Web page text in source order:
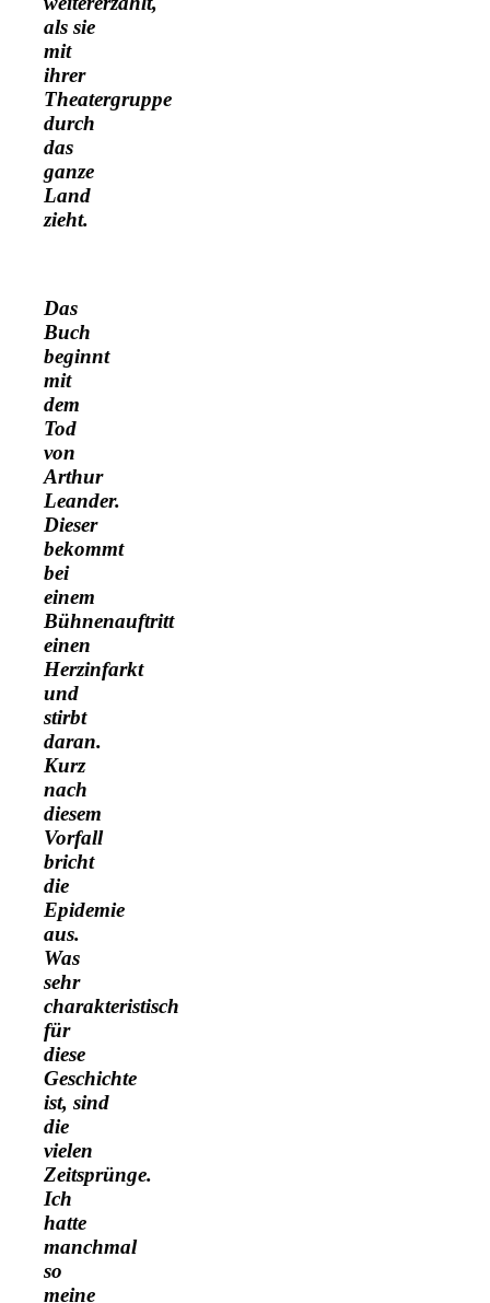
als sie
mit
ihrer
Theatergruppe
durch
das
ganze
Land
zieht.
Das
Buch
beginnt
mit
dem
Tod
von
Arthur
Leander.
Dieser
bekommt
bei
einem
Bühnenauftritt
einen
Herzinfarkt
und
stirbt
daran.
Kurz
nach
diesem
Vorfall
bricht
die
Epidemie
aus.
Was
sehr
charakteristisch
für
diese
Geschichte
ist, sind
die
vielen
Zeitsprünge.
Ich
hatte
manchmal
so
meine